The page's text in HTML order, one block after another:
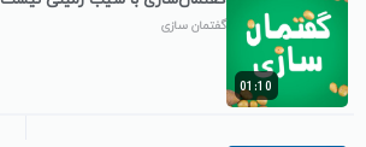
01:10
گفتمان سازی